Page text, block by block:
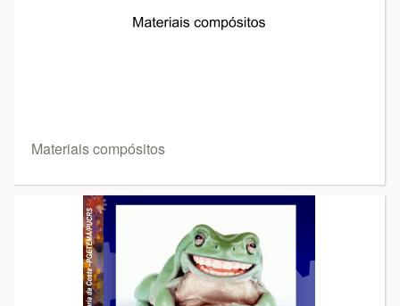
Materiais compósitos